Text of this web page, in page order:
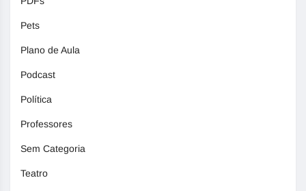
Pets
Plano de Aula
Podcast
Política
Professores
Sem Categoria
Teatro